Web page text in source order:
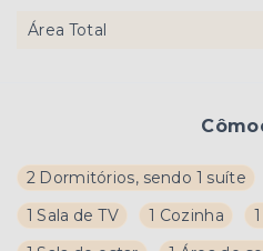
2 Dormitórios, sendo 1 suíte
1 Sala de TV
1 Cozinha
Área Total